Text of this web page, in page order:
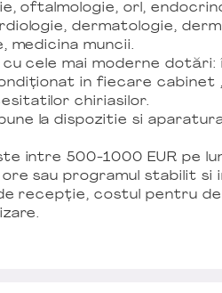
oftalmologie, orl,
dermatologie,
medicina muncii.
cele mai moderne dotări:
in fiecare cabinet
chiriasilor.
la dispozitie si
intre 500-1000 EUR pe
ore sau programul stabilit
recepție, costul pentru